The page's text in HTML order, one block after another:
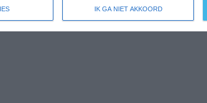
IK GA NIET AKKOORD